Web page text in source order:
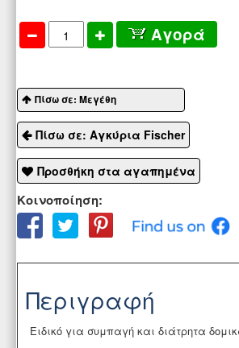
Αγορά
Πίσω σε: Μεγέθη
Πίσω σε: Αγκύρια Fischer
Προσθήκη στα αγαπημένα
Κοινοποίηση:
Περιγραφή
Ειδικό για συμπαγή και διάτρητα